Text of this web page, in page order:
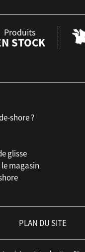
Produits
STOCK
shore ?
glisse
magasin
PLAN DU SITE